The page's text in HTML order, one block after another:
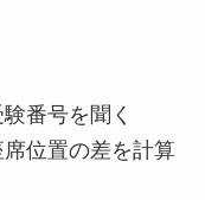
番号を聞く
位置の差を計算